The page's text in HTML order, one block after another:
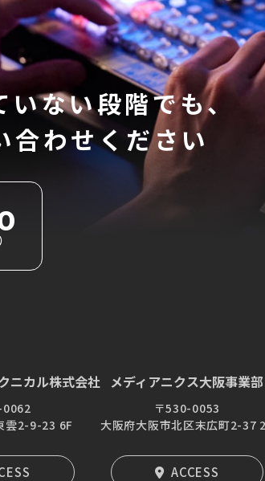
ない段階でも、
合わせください
ニカル株式会社
0062
雲2-9-23 6F
メディアニクス大阪事業部
〒530-0053
大阪府大阪市北区末広町2-37
ACCESS